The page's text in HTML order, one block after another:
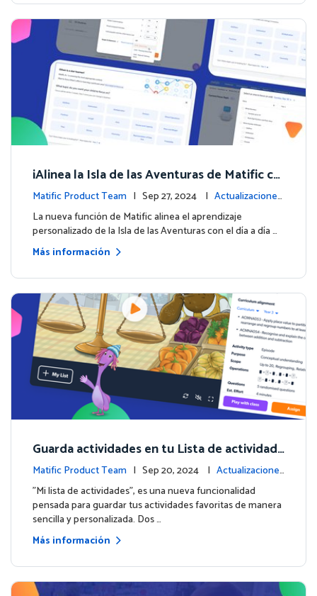
¡Alinea la Isla de las Aventuras de Matific co
n tus sesiones de matemáticas!
Matific Product Team | Sep 27, 2024 | Actualizaciones
de la plataforma
La nueva función de Matific alinea el aprendizaje
personalizado de la Isla de las Aventuras con el día a día …
Más información
Guarda actividades en tu Lista de actividade
s
Matific Product Team | Sep 20, 2024 | Actualizaciones
de la plataforma
"Mi lista de actividades", es una nueva funcionalidad
pensada para guardar tus actividades favoritas de manera
sencilla y personalizada. Dos …
Más información